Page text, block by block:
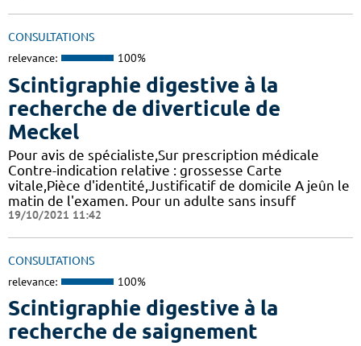
CONSULTATIONS
relevance: 100%
Scintigraphie digestive à la
recherche de diverticule de
Meckel
Pour avis de spécialiste,Sur prescription médicale
Contre-indication relative : grossesse Carte
vitale,Pièce d'identité,Justificatif de domicile A jeûn le
matin de l'examen. Pour un adulte sans insuff
19/10/2021 11:42
CONSULTATIONS
relevance: 100%
Scintigraphie digestive à la
recherche de saignement